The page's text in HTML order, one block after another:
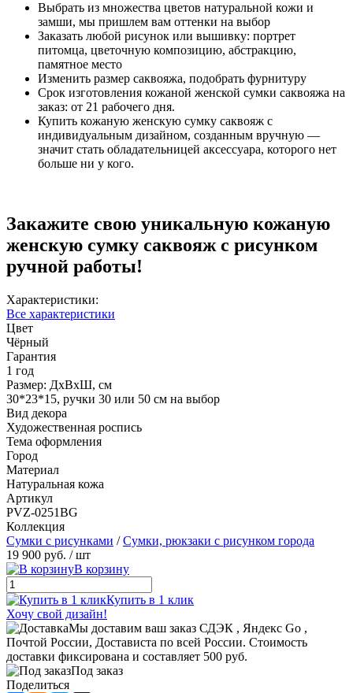
Выбрать из множества цветов натуральной кожи и
замши, мы пришлем вам оттенки на выбор
Заказать любой рисунок или вышивку: портрет
питомца, цветочную композицию, абстракцию,
памятное место
Изменить размер саквояжа, подобрать фурнитуру
Срок изготовления кожаной женской сумки саквояжа на
заказ: от 21 рабочего дня.
Купить кожаную женскую сумку саквояж с
индивидуальным дизайном, созданным вручную —
значит стать обладательницей аксессуара, которого нет
больше ни у кого.
Закажите свою уникальную кожаную
женскую сумку саквояж с рисунком
ручной работы!
Характеристики:
Все характеристики
Цвет
Чёрный
Гарантия
1 год
Размер: ДхВхШ, см
30*23*15, ручки 30 или 50 см на выбор
Вид декора
Художественная роспись
Тема оформления
Город
Материал
Натуральная кожа
Артикул
PVZ-0251BG
Коллекция
Сумки с рисунками /Сумки, рюкзаки с рисунком города
19 900 руб. / шт
В корзину
Купить в 1 клик
Хочу свой дизайн!
Мы доставим ваш заказ СДЭК , Яндекс Go ,
Почтой России, Достависта по всей России. Стоимость
доставки фиксирована и составляет 500 руб.
Под заказ
Поделиться